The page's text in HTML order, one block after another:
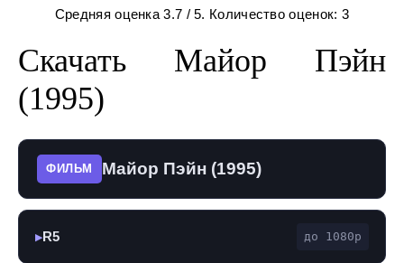
Средняя оценка3.7 / 5. Количество оценок: 3
Скачать Майор Пэйн
(1995)
ФИЛЬМ Майор Пэйн (1995)
▶ R5 до 1080p